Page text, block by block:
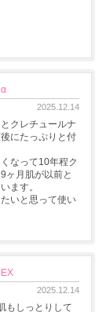
2025.12.14
クレチュールナ
にたっぷりと付
なって10年程ク
ヶ月肌が以前と
ます。
いと思って使い
2025.12.14
もしっとりして